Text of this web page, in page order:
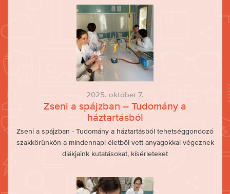
2025. október 7.
Zseni a spájzban – Tudomány a
háztartásból
Zseni a spájzban - Tudomány a háztartásból tehetséggondozó
szakkörünkön a mindennapi életből vett anyagokkal végeznek
diákjaink kutatásokat, kísérleteket